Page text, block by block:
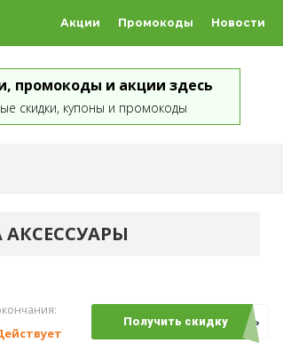
Акции Промокоды Новости
промокоды и акции здесь
скидки, купоны и промокоды
Получить скидкуОткрыть